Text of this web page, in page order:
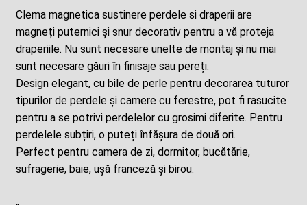
Clema magnetica sustinere perdele si draperii are
magneți puternici și snur decorativ pentru a vă proteja
draperiile. Nu sunt necesare unelte de montaj și nu mai
sunt necesare găuri în finisaje sau pereți.
Design elegant, cu bile de perle pentru decorarea tuturor
tipurilor de perdele și camere cu ferestre, pot fi rasucite
pentru a se potrivi perdelelor cu grosimi diferite. Pentru
perdelele subțiri, o puteți înfășura de două ori.
Perfect pentru camera de zi, dormitor, bucătărie,
sufragerie, baie, ușă franceză și birou.
„